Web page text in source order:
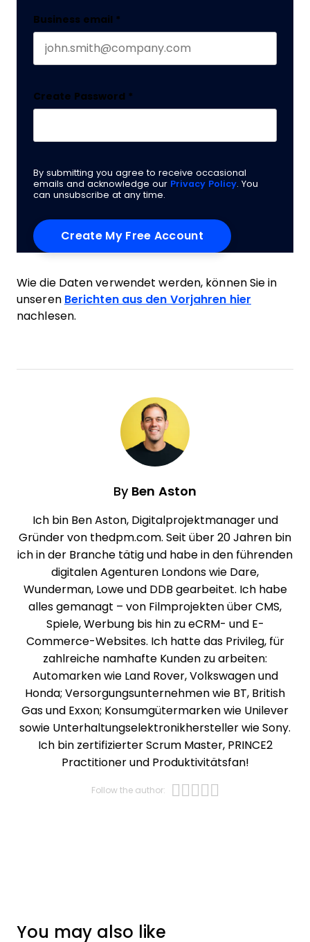
Business email *
Create Password *
By submitting you agree to receive occasional
emails and acknowledge our Privacy Policy. You
can unsubscribe at any time.
Wie die Daten verwendet werden, können Sie in
unseren Berichten aus den Vorjahren hier
nachlesen.
By Ben Aston
Ich bin Ben Aston, Digitalprojektmanager und
Gründer von thedpm.com. Seit über 20 Jahren bin
ich in der Branche tätig und habe in den führenden
digitalen Agenturen Londons wie Dare,
Wunderman, Lowe und DDB gearbeitet. Ich habe
alles gemanagt – von Filmprojekten über CMS,
Spiele, Werbung bis hin zu eCRM- und E-
Commerce-Websites. Ich hatte das Privileg, für
zahlreiche namhafte Kunden zu arbeiten:
Automarken wie Land Rover, Volkswagen und
Honda; Versorgungsunternehmen wie BT, British
Gas und Exxon; Konsumgütermarken wie Unilever
sowie Unterhaltungselektronikhersteller wie Sony.
Ich bin zertifizierter Scrum Master, PRINCE2
Practitioner und Produktivitätsfan!
Follow the author: Opens new
Opens new
Opens new
Opens
You may also like